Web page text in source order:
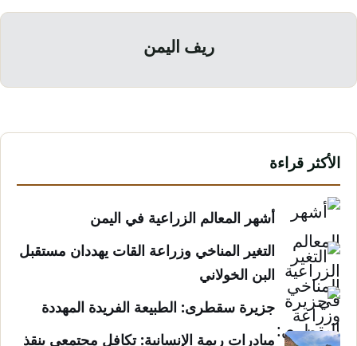
ريف اليمن
الأكثر قراءة
أشهر المعالم الزراعية في اليمن
التغير المناخي وزراعة القات يهددان مستقبل
البن الخولاني
جزيرة سقطرى: الطبيعة الفريدة المهددة
مبادرات ريمة الإنسانية: تكافل مجتمعي ينقذ